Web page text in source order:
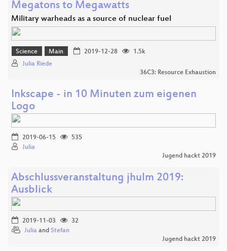
Megatons to Megawatts
Military warheads as a source of nuclear fuel
Science Main 2019-12-28
1.5k
Julia Riede
36C3: Resource Exhaustion
Inkscape - in 10 Minuten zum eigenen
Logo
2019-06-15
535
Julia
Jugend hackt 2019
Abschlussveranstaltung jhulm 2019:
Ausblick
2019-11-03
32
Julia and Stefan
Jugend hackt 2019